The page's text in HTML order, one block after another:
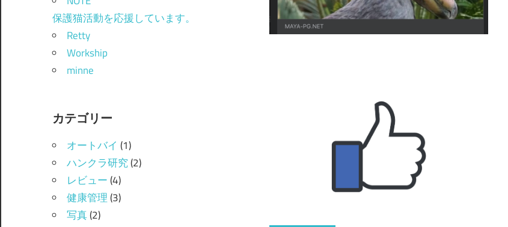
保護猫活動を応援しています。
Retty
Workship
minne
カテゴリー
オートバイ (1)
ハンクラ研究(2)
レビュー(4)
健康管理(3)
写真(2)